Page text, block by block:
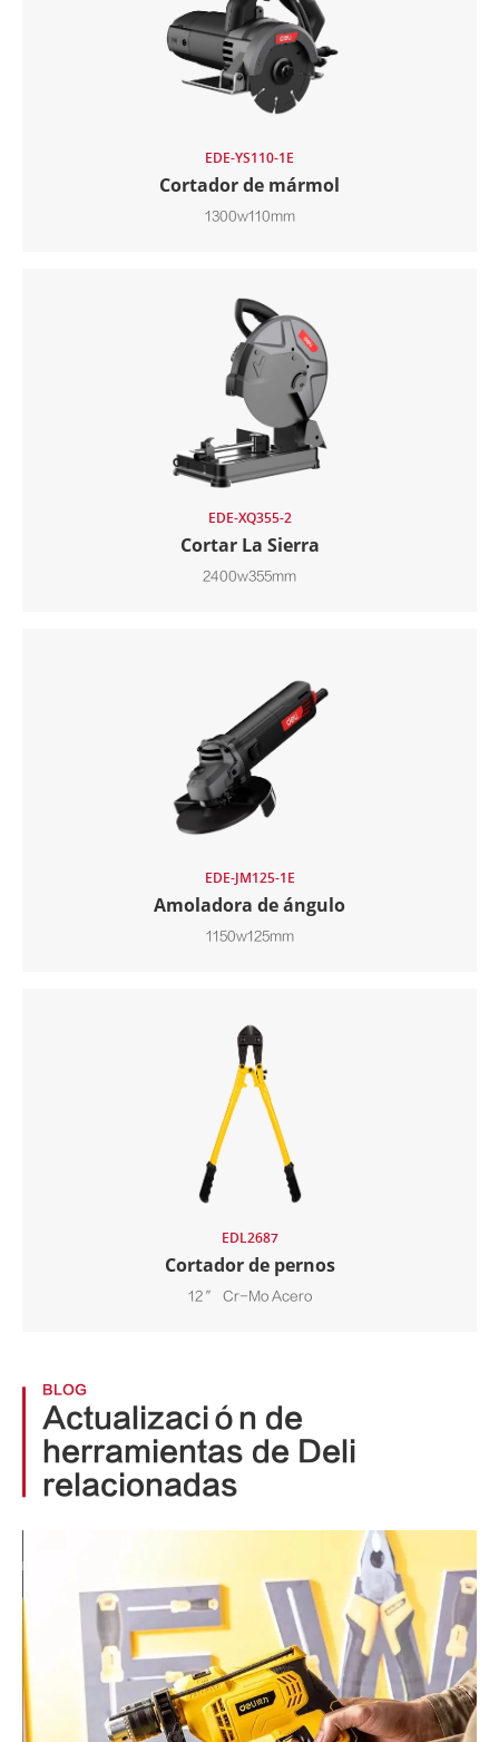
EDE-YS110-1E
Cortador de mármol
1300w110mm
EDE-XQ355-2
Cortar La Sierra
2400w355mm
EDE-JM125-1E
Amoladora de ángulo
1150w125mm
EDL2687
Cortador de pernos
12 ″ Cr-Mo Acero
BLOG
Actualización de
herramientas de Deli
relacionadas